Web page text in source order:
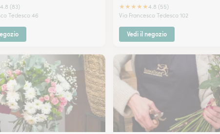
4.8 (83)
Tedesco 46
★★★★★4.8 (55)
Via Francesco Tedesco 102
Vedi il negozio